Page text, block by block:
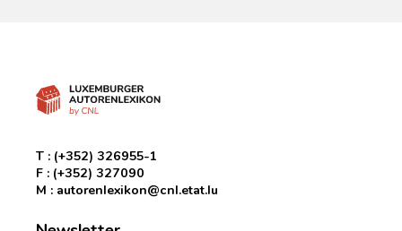
T : (+352) 326955-1
F : (+352) 327090
M : autorenlexikon@cnl.etat.lu